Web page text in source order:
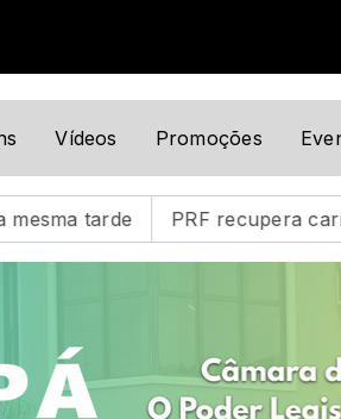
com Programação Musical
Vídeos Promoções
carro furtado na BR-101 e